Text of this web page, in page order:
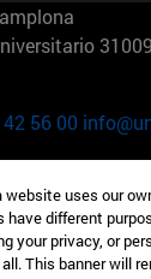
56 00
Cerro Águila 3
uses our
different
your privacy, or
This banner will